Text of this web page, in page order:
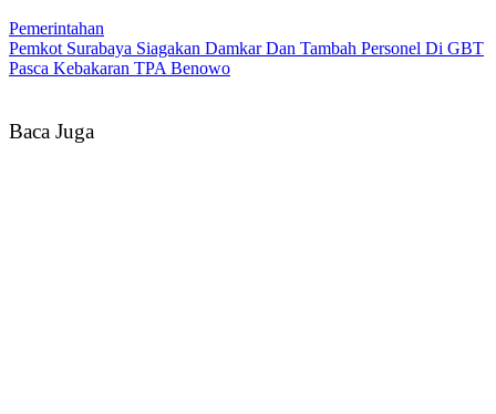
Pemerintahan
Pemkot Surabaya Siagakan Damkar Dan Tambah Personel Di GBT
Pasca Kebakaran TPA Benowo
Baca Juga